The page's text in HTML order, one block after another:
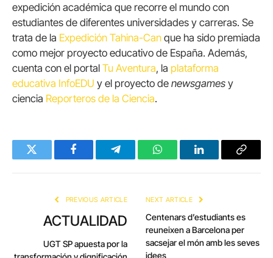
expedición académica que recorre el mundo con
estudiantes de diferentes universidades y carreras. Se
trata de la Expedición Tahina-Can que ha sido premiada
como mejor proyecto educativo de España. Además,
cuenta con el portal Tu Aventura, la plataforma
educativa InfoEDU y el proyecto de newsgames y
ciencia Reporteros de la Ciencia.
Twitter FacebookTelegramWhatsAppLinkedInCopy
PREVIOUS ARTICLE
ACTUALIDAD
UGT SP apuesta por la
NEXT ARTICLE
Centenars d’estudiants es
reuneixen a Barcelona per
sacsejar el món amb les seves
idees